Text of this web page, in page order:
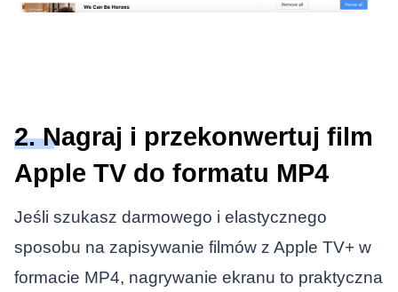
2. Nagraj i przekonwertuj film
Apple TV do formatu MP4
Jeśli szukasz darmowego i elastycznego
sposobu na zapisywanie filmów z Apple TV+ w
formacie MP4, nagrywanie ekranu to praktyczna